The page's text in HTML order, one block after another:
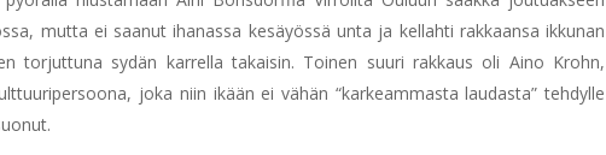
mutta ei saanut ihanassa kesäyössä unta ja kellahti rakkaansa ikkunan
torjuttuna sydän karrella takaisin. Toinen suuri rakkaus oli Aino Krohn,
joka niin ikään ei vähän “karkeammasta laudasta” tehdylle